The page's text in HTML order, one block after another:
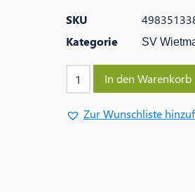
SKU
Kategorie
SV
In den Warenkorb
Zur Wunschliste